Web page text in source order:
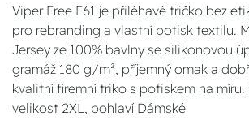
Viper Free F61 je přiléhavé tričko bez
pro rebranding a vlastní potisk textilu.
Jersey ze 100% bavlny se silikonovou
gramáž 180 g/m², příjemný omak a
kvalitní firemní triko s potiskem na míru.
velikost 2XL, pohlaví Dámské